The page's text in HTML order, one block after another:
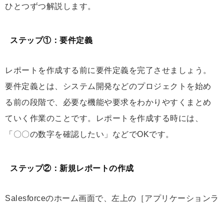
ひとつずつ解説します。
ステップ①：要件定義
レポートを作成する前に要件定義を完了させましょう。
要件定義とは、システム開発などのプロジェクトを始め
る前の段階で、必要な機能や要求をわかりやすくまとめ
ていく作業のことです。レポートを作成する時には、
「〇〇の数字を確認したい」などでOKです。
ステップ②：新規レポートの作成
Salesforceのホーム画面で、左上の［アプリケーションラ